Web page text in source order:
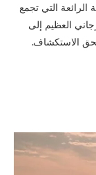
التي تجمع
العظيم إلى
الاستكشاف.